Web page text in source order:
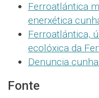
Ferroatlántica
enerxética
Ferroatlántica,
ecolóxica da
Denuncia
Fonte